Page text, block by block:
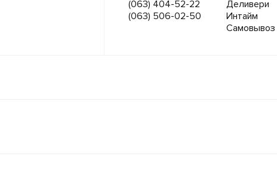
(063) 404-52-22
(063) 506-02-50
Деливери
Интайм
Самовывоз